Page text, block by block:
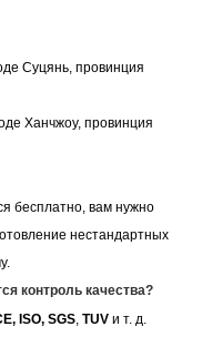
Суцянь, провинция
Ханчжоу, провинция
бесплатно, вам нужно
нестандартных
контроль качества?
ISO, SGS, TUV и т. д.